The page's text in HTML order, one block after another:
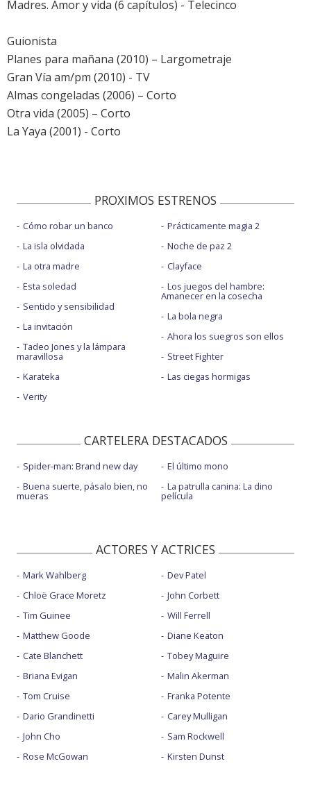
Madres. Amor y vida (6 capítulos) - Telecinco
Guionista
Planes para mañana (2010) – Largometraje
Gran Vía am/pm (2010) - TV
Almas congeladas (2006) – Corto
Otra vida (2005) – Corto
La Yaya (2001) - Corto
PROXIMOS ESTRENOS
Cómo robar un banco
La isla olvidada
La otra madre
Esta soledad
Sentido y sensibilidad
La invitación
Tadeo Jones y la lámpara
maravillosa
Karateka
Verity
Prácticamente magia 2
Noche de paz 2
Clayface
Los juegos del hambre:
Amanecer en la cosecha
La bola negra
Ahora los suegros son ellos
Street Fighter
Las ciegas hormigas
CARTELERA DESTACADOS
Spider-man: Brand new day
Buena suerte, pásalo bien, no
mueras
El último mono
La patrulla canina: La dino
película
ACTORES Y ACTRICES
Mark Wahlberg
Chloë Grace Moretz
Tim Guinee
Matthew Goode
Cate Blanchett
Briana Evigan
Tom Cruise
Dario Grandinetti
John Cho
Rose McGowan
Dev Patel
John Corbett
Will Ferrell
Diane Keaton
Tobey Maguire
Malin Akerman
Franka Potente
Carey Mulligan
Sam Rockwell
Kirsten Dunst